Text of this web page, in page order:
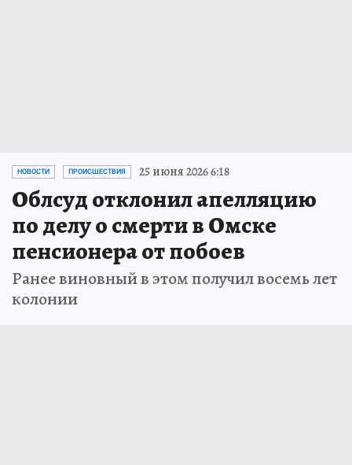
НОВОСТИ ПРОИСШЕСТВИЯ 25 июня 2026 6:18
Облсуд отклонил апелляцию
по делу о смерти в Омске
пенсионера от побоев
Ранее виновный в этом получил восемь лет
колонии